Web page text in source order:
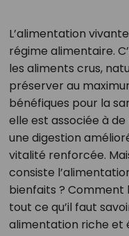
L’alimentation
régime alimentaire.
les aliments crus,
préserver au
bénéfiques pour la
elle est associée à
une digestion
vitalité renforcée.
consiste
bienfaits ? Comment
tout ce qu’il faut
alimentation riche et